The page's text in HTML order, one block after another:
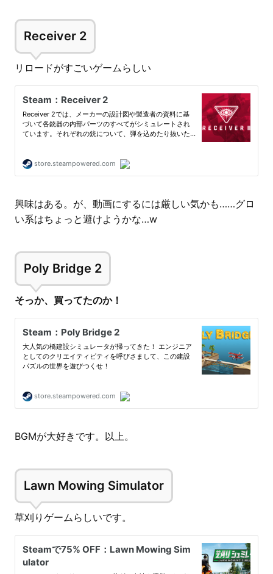
Receiver 2
リロードがすごいゲームらしい
興味はある。が、動画にするには厳しい気かも……グロ
い系はちょっと避けようかな…w
Poly Bridge 2
そっか、買ってたのか！
BGMが大好きです。以上。
Lawn Mowing Simulator
草刈りゲームらしいです。